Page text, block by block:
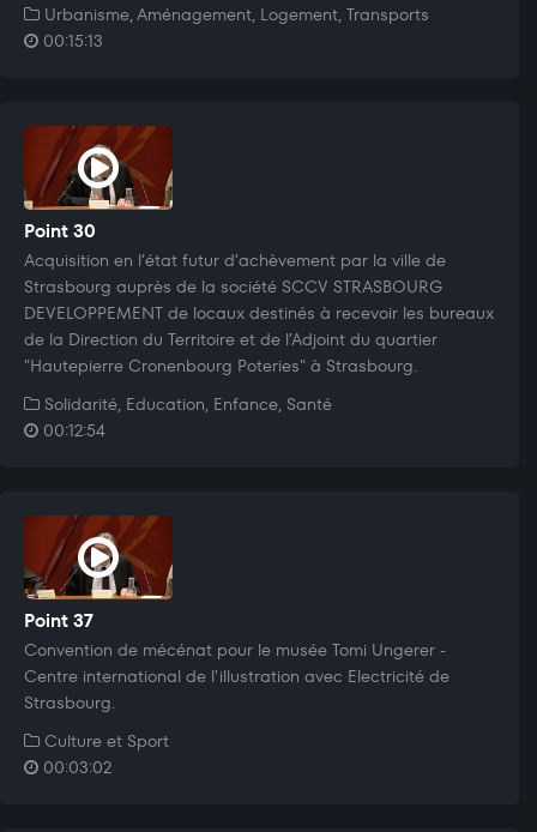
Urbanisme, Aménagement, Logement, Transports
00:15:13
Point 30
Acquisition en l’état futur d’achèvement par la ville de
Strasbourg auprès de la société SCCV STRASBOURG
DEVELOPPEMENT de locaux destinés à recevoir les bureaux
de la Direction du Territoire et de l’Adjoint du quartier
"Hautepierre Cronenbourg Poteries" à Strasbourg.
Solidarité, Education, Enfance, Santé
00:12:54
Point 37
Convention de mécénat pour le musée Tomi Ungerer -
Centre international de l'illustration avec Electricité de
Strasbourg.
Culture et Sport
00:03:02